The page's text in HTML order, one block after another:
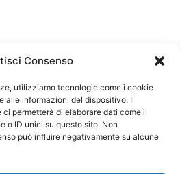
Consenso
utilizziamo tecnologie come i cookie
alle informazioni del dispositivo. Il
permetterà di elaborare dati come il
o ID unici su questo sito. Non
può influire negativamente su alcune
Degli Ordini dei Biologi:
80069130583
internet www.fnob.it: